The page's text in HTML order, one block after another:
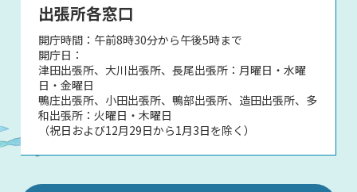
出張所各窓口
開庁時間：午前8時30分から午後5時まで
開庁日：
津田出張所、大川出張所、長尾出張所：月曜日・水曜
日・金曜日
鴨庄出張所、小田出張所、鴨部出張所、造田出張所、多
和出張所：火曜日・木曜日
（祝日および12月29日から1月3日を除く）